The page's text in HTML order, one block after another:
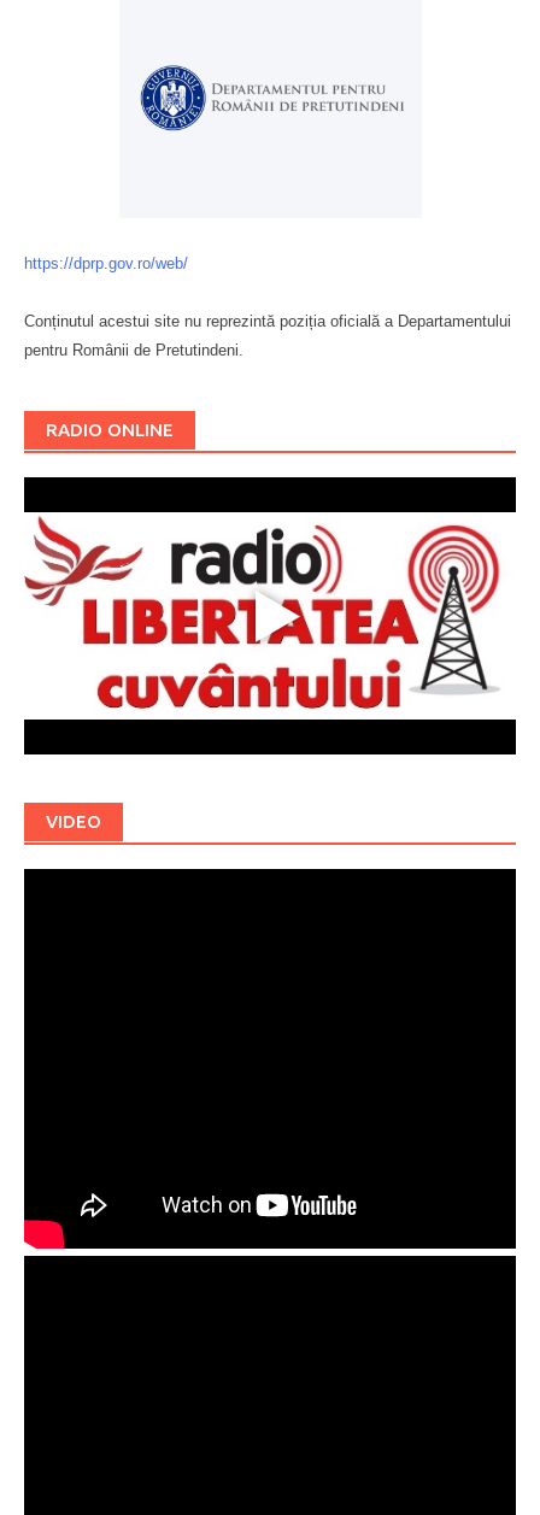
https://dprp.gov.ro/web/
Conținutul acestui site nu reprezintă poziția oficială a Departamentului
pentru Românii de Pretutindeni.
RADIO ONLINE
VIDEO